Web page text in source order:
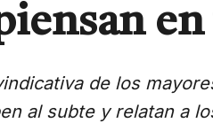
de los
al subte y relatan a